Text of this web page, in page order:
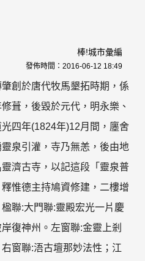
棒!城市彙編
發佈時間： 2016-06-12 18:49
創於唐代牧馬墾拓時期，係
葺，後毀於元代，明永樂、
四年(1824年)12月間，廛舍
泉引灌，寺乃無恙，後由地
濟古寺，以記這段「靈泉普
惟德主持鳩資修建，二樓增
聯:大門聯:靈殿宏光一片慶
復神州。左窗聯:金靈上剎
窗聯:浯古壇那妙法性；江